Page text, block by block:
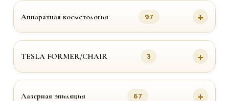
Аппаратная косметология 97
TESLA FORMER/CHAIR 3
Лазерная эпиляция 67